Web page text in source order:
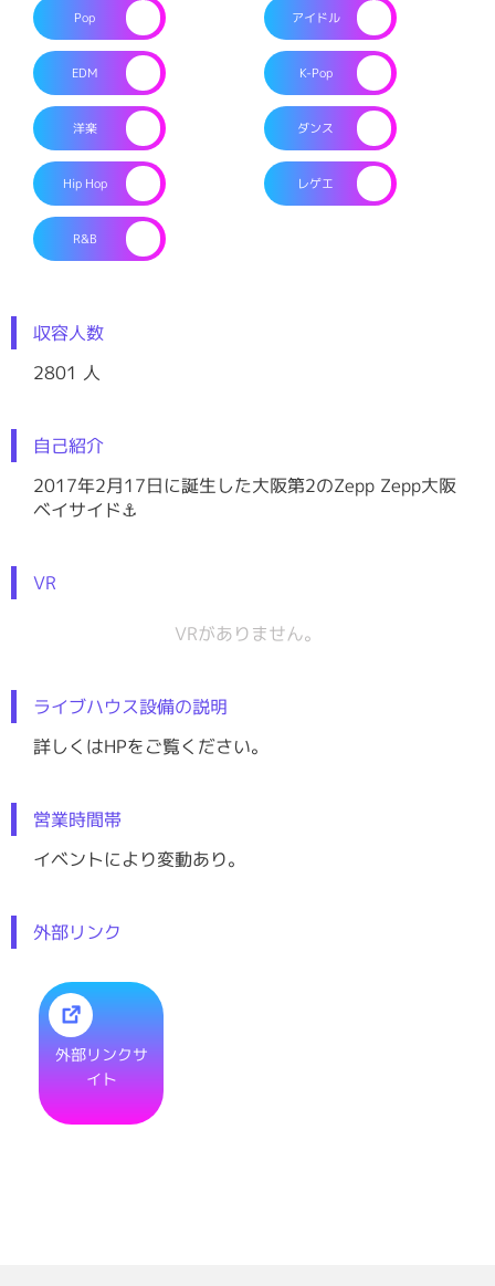
Pop アイドル
EDM K-Pop
洋楽 ダンス
Hip Hop レゲエ
R&B
収容人数
2801 人
自己紹介
2017年2月17日に誕生した大阪第2のZepp Zepp大阪
ベイサイド⚓
VR
VRがありません。
ライブハウス設備の説明
詳しくはHPをご覧ください。
営業時間帯
イベントにより変動あり。
外部リンク
外部リンクサ
イト